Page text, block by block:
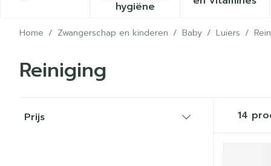
hygiëne
Home / Zwangerschap en kinderen / Baby / Luiers /
Reiniging
Prijs
14